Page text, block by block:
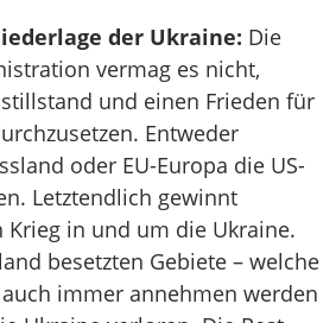
der Ukraine: Die
vermag es nicht,
und einen Frieden für
Entweder
oder EU-Europa die US-
Letztendlich gewinnt
Krieg in und um die Ukraine.
besetzten Gebiete – welche
immer annehmen werden